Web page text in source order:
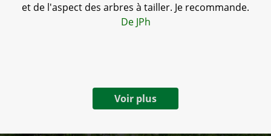
et de l'aspect des arbres à tailler. Je recommande.
De JPh
Voir plus